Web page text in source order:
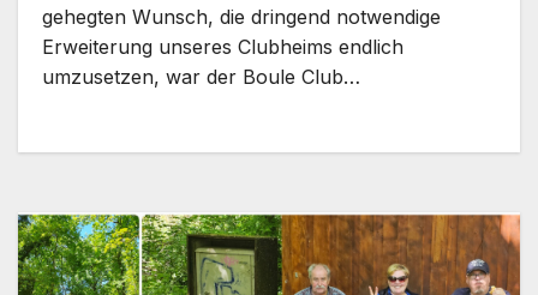
gehegten Wunsch, die dringend notwendige
Erweiterung unseres Clubheims endlich
umzusetzen, war der Boule Club…